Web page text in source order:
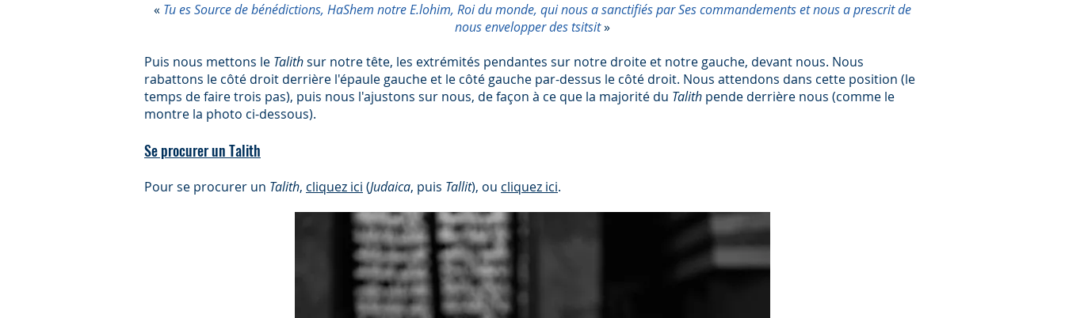
« Tu es Source de bénédictions, HaShem notre E.lohim, Roi du monde, qui nous a sanctifiés par Ses commandements et nous a prescrit de
nous envelopper des tsitsit»
Puis nous mettons le Talithsur notre tête, les extrémités pendantes sur notre droite et notre gauche, devant nous. Nous
rabattons le côté droit derrière l'épaule gauche et le côté gauche par-dessus le côté droit. Nous attendons dans cette position (le
temps de faire trois pas), puis nous l'ajustons sur nous, de façon à ce que la majorité du Talith pende derrière nous (comme le
montre la photo ci-dessous).
Se procurer un Talith
Pour se procurer un Talith, cliquez ici (Judaica, puis Tallit), ou cliquez ici.